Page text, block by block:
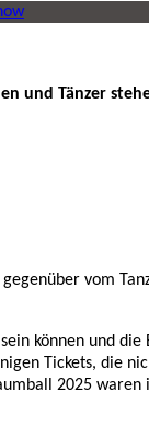
und Tänzer
vom
können und
Tickets, die
2025